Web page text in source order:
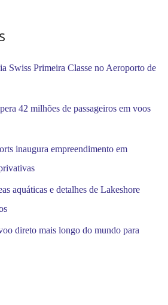
Swiss Primeira Classe no Aeroporto de
42 milhões de passageiros em voos
inaugura empreendimento em
aquáticas e detalhes de Lakeshore
direto mais longo do mundo para